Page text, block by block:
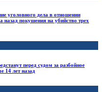
уголовного дела в отношении
покушения на убийство трех
перед судом за разбойное
14 лет назад